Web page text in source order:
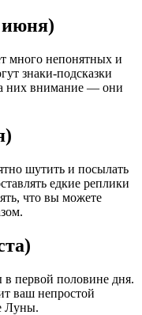
много непонятных и
знаки-подсказки
них внимание — они
шутить и посылать
едкие реплики
что вы можете
в первой половине дня.
ваш непростой
Луны.